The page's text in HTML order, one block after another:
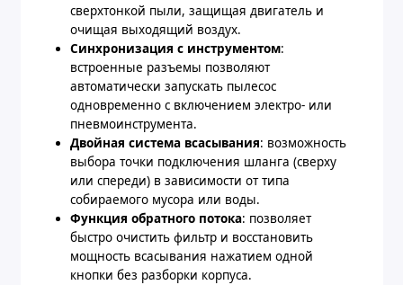
сверхтонкой пыли, защищая двигатель и
очищая выходящий воздух.
Синхронизация с инструментом:
встроенные разъемы позволяют
автоматически запускать пылесос
одновременно с включением электро- или
пневмоинструмента.
Двойная система всасывания: возможность
выбора точки подключения шланга (сверху
или спереди) в зависимости от типа
собираемого мусора или воды.
Функция обратного потока: позволяет
быстро очистить фильтр и восстановить
мощность всасывания нажатием одной
кнопки без разборки корпуса.